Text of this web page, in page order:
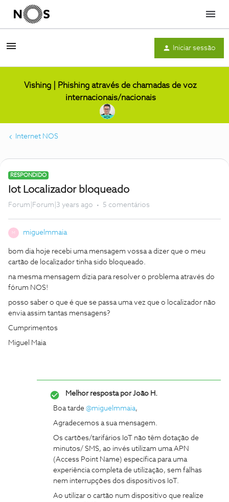
Menu
Iniciar sessão
Vishing | Phishing através de chamadas de voz
internacionais/nacionais
Internet NOS
RESPONDIDO
Iot Localizador bloqueado
Forum|Forum|3 years ago 5 comentários
M miguelmmaia
bom dia hoje recebi uma mensagem vossa a dizer que o meu
cartão de localizador tinha sido bloqueado.
na mesma mensagem dizia para resolver o problema através do
fórum NOS!
posso saber o que é que se passa uma vez que o localizador não
envia assim tantas mensagens?
Cumprimentos
Miguel Maia
Melhor resposta porJoão H.
Boa tarde @miguelmmaia,
Agradecemos a sua mensagem.
Os cartões/tarifários IoT não têm dotação de
minutos/ SMS, ao invés utilizam uma APN
(Access Point Name) específica para uma
experiência completa de utilização, sem falhas
nem interrupções dos dispositivos IoT.
Ao utilizar o cartão num dispositivo que realize